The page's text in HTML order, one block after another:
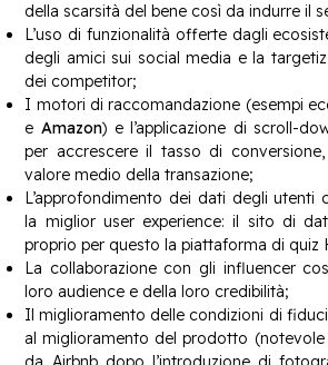
della scarsità del bene così da indurre il
L’uso di funzionalità offerte dagli
degli amici sui social media e la
dei competitor;
I motori di raccomandazione (esempi
e Amazon) e l’applicazione di scroll-
per accrescere il tasso di
valore medio della transazione;
L’approfondimento dei dati degli utenti
la miglior user experience: il sito di
proprio per questo la piattaforma di quiz
La collaborazione con gli influencer
loro audience e della loro credibilità;
Il miglioramento delle condizioni di
al miglioramento del prodotto